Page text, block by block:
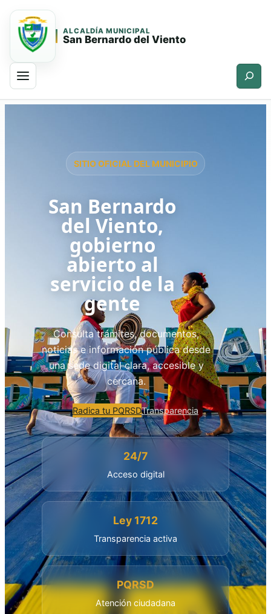
ALCALDÍA MUNICIPAL
San Bernardo del Viento
Buscar
SITIO OFICIAL DEL MUNICIPIO
San Bernardo
del Viento,
gobierno
abierto al
servicio de la
gente
Consulta trámites, documentos,
noticias e información pública desde
una sede digital clara, accesible y
cercana.
Radica tu PQRSDTransparencia
24/7
Acceso digital
Ley 1712
Transparencia activa
PQRSD
Atención ciudadana